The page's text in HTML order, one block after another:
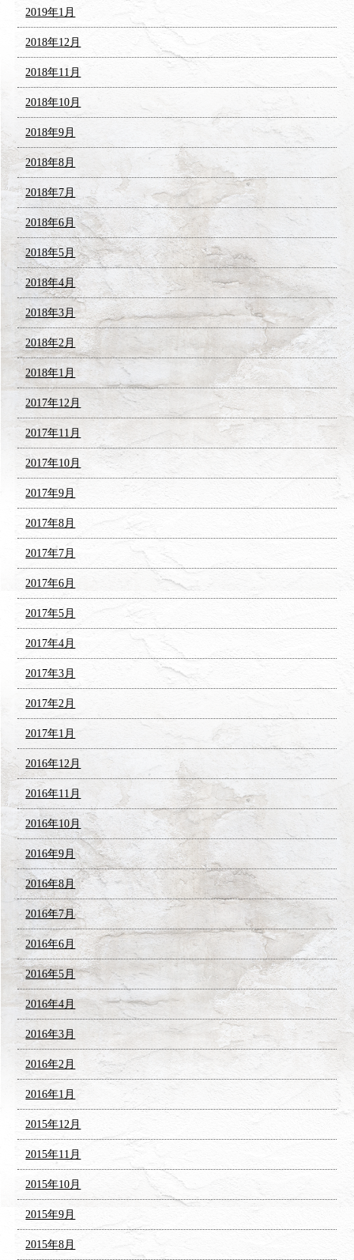
2019年1月
2018年12月
2018年11月
2018年10月
2018年9月
2018年8月
2018年7月
2018年6月
2018年5月
2018年4月
2018年3月
2018年2月
2018年1月
2017年12月
2017年11月
2017年10月
2017年9月
2017年8月
2017年7月
2017年6月
2017年5月
2017年4月
2017年3月
2017年2月
2017年1月
2016年12月
2016年11月
2016年10月
2016年9月
2016年8月
2016年7月
2016年6月
2016年5月
2016年4月
2016年3月
2016年2月
2016年1月
2015年12月
2015年11月
2015年10月
2015年9月
2015年8月